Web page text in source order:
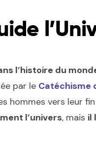
l’histoire du
par le Catéchisme
hommes vers leur fin
l’univers, mais il